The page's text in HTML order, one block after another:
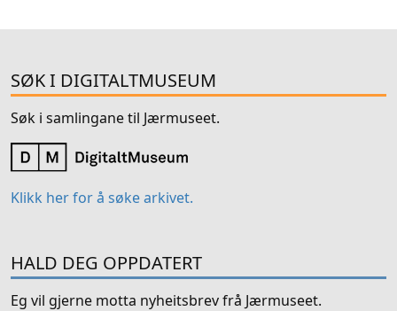
SØK I DIGITALTMUSEUM
Søk i samlingane til Jærmuseet.
Klikk her for å søke arkivet.
HALD DEG OPPDATERT
Eg vil gjerne motta nyheitsbrev frå Jærmuseet.